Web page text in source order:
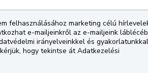
felhasználásához marketing célú
e-mailjeinkről az e-mailjeink
irányelveinkkel és gyakorlatunkkal
hogy tekintse át Adatkezelési